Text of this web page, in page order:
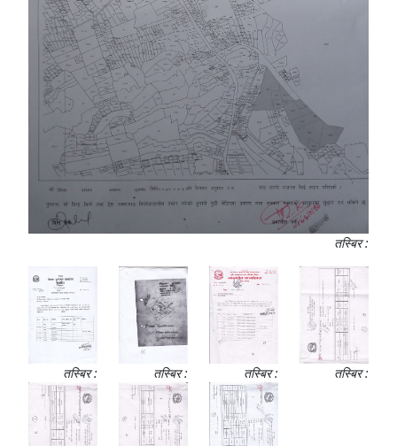
तस्बिर :
तस्बिर : तस्बिर : तस्बिर : तस्बिर :